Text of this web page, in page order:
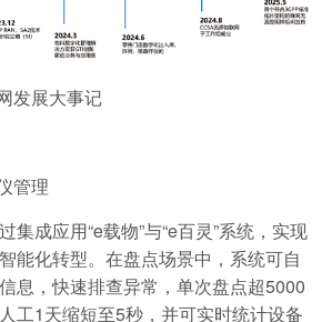
发展大事记
管理
集成应用“e载物”与“e百灵”系统，实现
能化转型。在盘点场景中，系统可自
息，快速排查异常，单次盘点超5000
工1天缩短至5秒，并可实时统计设备